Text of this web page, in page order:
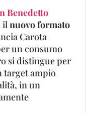
Benedetto
ilnuovo formato
Carota
un consumo
si distingue per
target ampio
in un